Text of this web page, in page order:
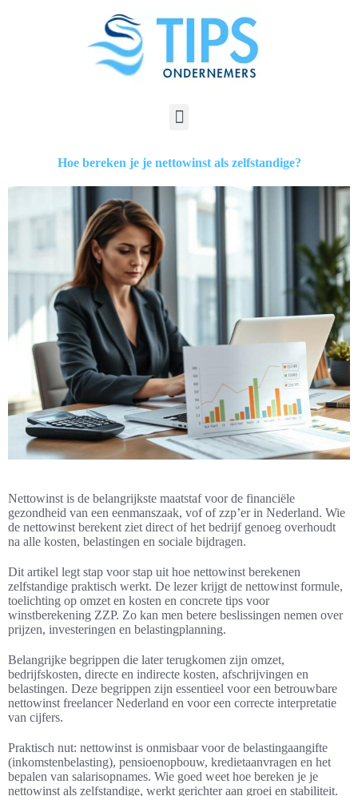
Hoe bereken je je nettowinst als zelfstandige?
Nettowinst is de belangrijkste maatstaf voor de financiële
gezondheid van een eenmanszaak, vof of zzp’er in Nederland. Wie
de nettowinst berekent ziet direct of het bedrijf genoeg overhoudt
na alle kosten, belastingen en sociale bijdragen.
Dit artikel legt stap voor stap uit hoe nettowinst berekenen
zelfstandige praktisch werkt. De lezer krijgt de nettowinst formule,
toelichting op omzet en kosten en concrete tips voor
winstberekening ZZP. Zo kan men betere beslissingen nemen over
prijzen, investeringen en belastingplanning.
Belangrijke begrippen die later terugkomen zijn omzet,
bedrijfskosten, directe en indirecte kosten, afschrijvingen en
belastingen. Deze begrippen zijn essentieel voor een betrouwbare
nettowinst freelancer Nederland en voor een correcte interpretatie
van cijfers.
Praktisch nut: nettowinst is onmisbaar voor de belastingaangifte
(inkomstenbelasting), pensioenopbouw, kredietaanvragen en het
bepalen van salarisopnames. Wie goed weet hoe bereken je je
nettowinst als zelfstandige, werkt gerichter aan groei en stabiliteit.